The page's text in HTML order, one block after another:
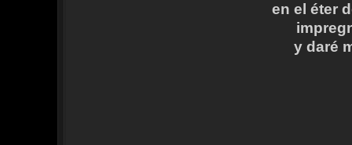
en el éter
y daré